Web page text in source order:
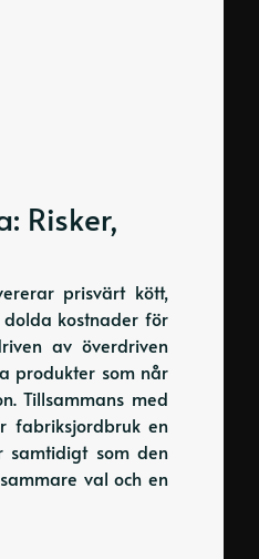
Risker,
prisvärt kött,
kostnader för
av överdriven
produkter som når
Tillsammans med
fabriksjordbruk en
samtidigt som den
val och en